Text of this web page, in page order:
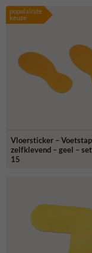
populairste
keuze
Vloersticker –
zelfklevend – geel –
15